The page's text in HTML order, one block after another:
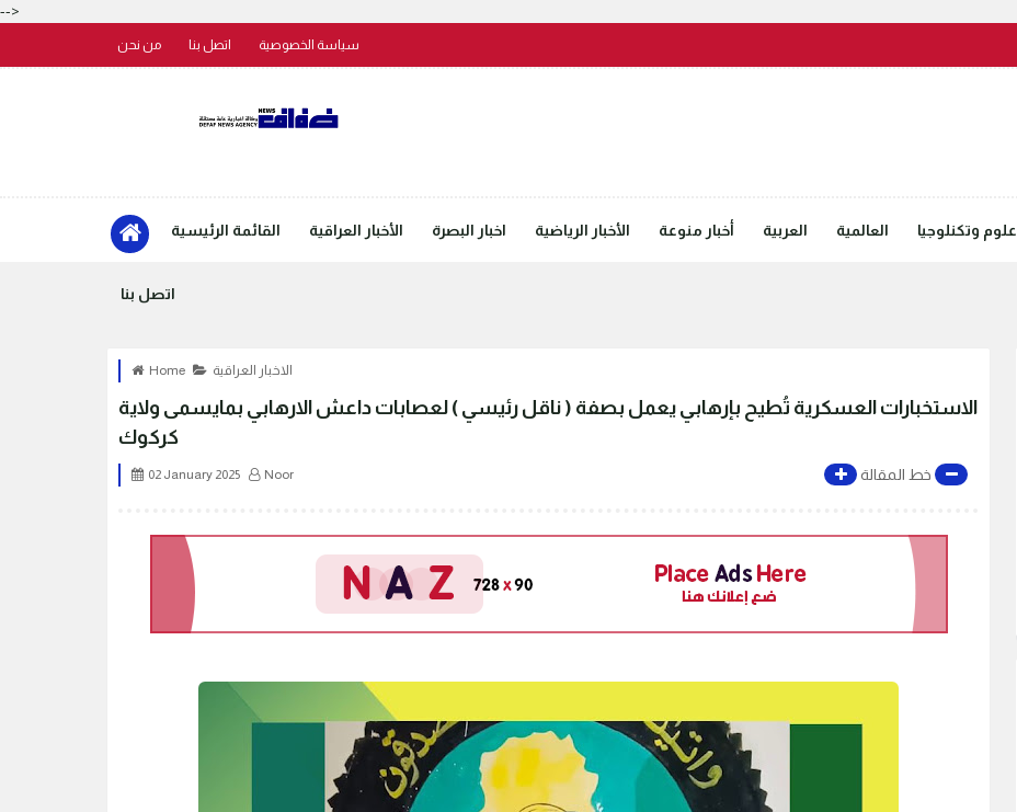
-->
من نحن اتصل بنا سياسة الخصوصية
القائمة الرئيسية الأخبار العراقية اخبار البصرة الأخبار الرياضية أخبار منوعة العربية العالمية علوم وتكنلوجيا
اتصل بنا
Home الاخبار العراقية
الاستخبارات العسكرية تُطيح بإرهابي يعمل بصفة ( ناقل رئيسي ) لعصابات داعش الارهابي بمايسمى ولاية
كركوك
02 January 2025 Noor خط المقالة